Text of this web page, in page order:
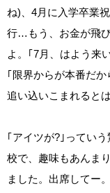
ね)、4月に入学卒業
行…もう、お金が飛
よ。｢7月、はよう来
｢限界からが本番だ
追い込いこまれるとは
｢アイツが?｣ってい
校で、趣味もあんま
ました。出席してー